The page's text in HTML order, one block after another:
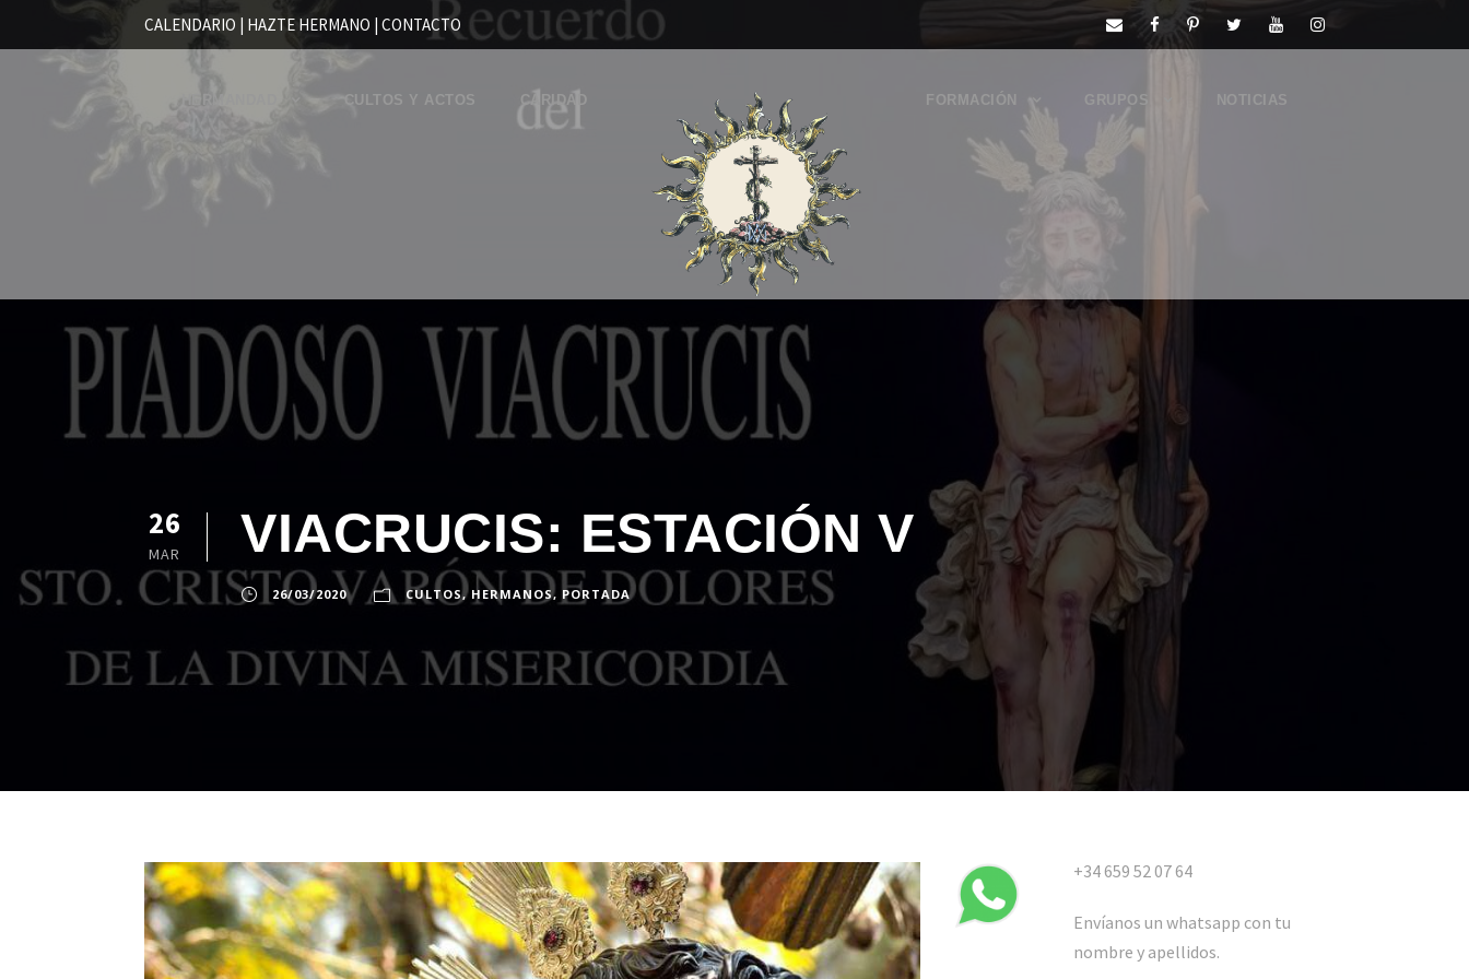
CALENDARIO | HAZTE HERMANO | CONTACTO
CULTOS Y ACTOS CARIDAD FORMACIÓN GRUPOS NOTICIAS
26
MAR VIACRUCIS: ESTACIÓN V
26/03/2020 CULTOS, HERMANOS, PORTADA
+34 659 52 07 64
Envíanos un whatsapp con tu
nombre y apellidos.